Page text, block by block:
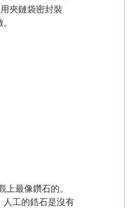
夾鏈袋密封裝
最像鑽石的。
工的鋯石是沒有